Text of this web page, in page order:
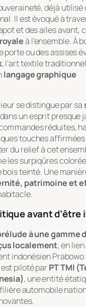
déjà utilisé
Il est évoqué à
et des ailes avant,
à l’ensemble. À
porte ou des assises
, l’art textile
langage graphique
se distingue par sa
un esprit presque
réduites,
touches
du relief à cet
les surpiqûres
teinté. Une
patrimoine et
avant d’être
à une gamme
localement, en
indonésien Prabowo
piloté parPT TMI
, une entité
automobile